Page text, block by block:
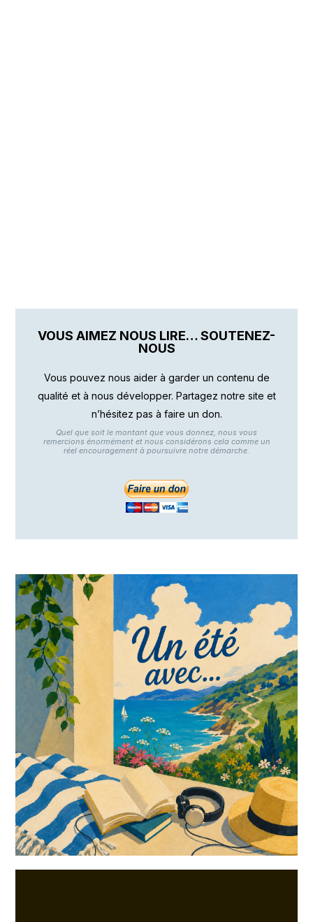
VOUS AIMEZ NOUS LIRE… SOUTENEZ-
NOUS
Vous pouvez nous aider à garder un contenu de
qualité et à nous développer. Partagez notre site et
n’hésitez pas à faire un don.
Quel que soit le montant que vous donnez, nous vous
remercions énormément et nous considérons cela comme un
réel encouragement à poursuivre notre démarche.